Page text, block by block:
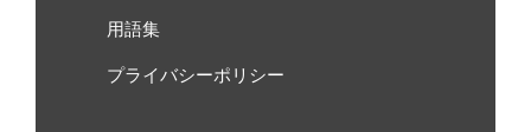
用語集
プライバシーポリシー